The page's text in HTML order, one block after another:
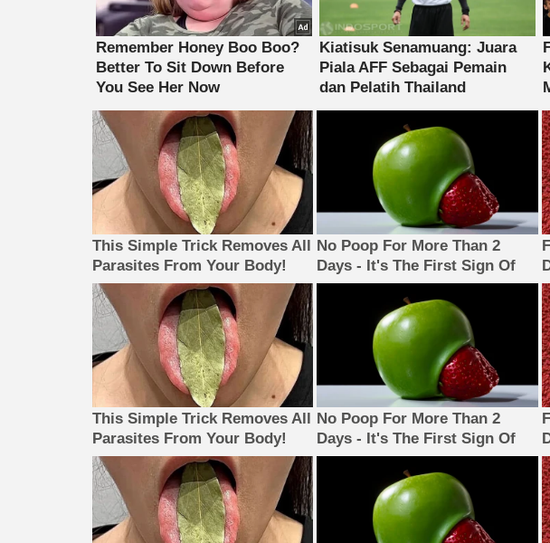
This Simple Trick Removes All
Parasites From Your Body!
No Poop For More Than 2
Days - It's The First Sign Of
This Simple Trick Removes All
Parasites From Your Body!
No Poop For More Than 2
Days - It's The First Sign Of